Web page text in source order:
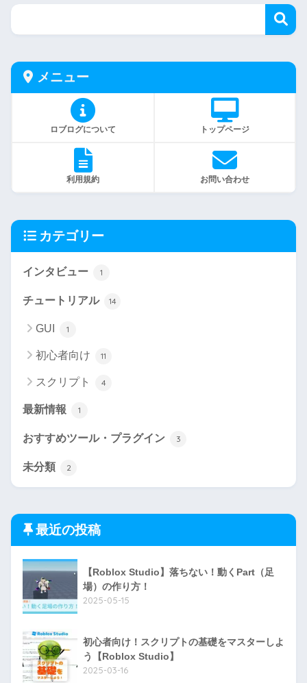
メニュー
ロブログについて トップページ
利用規約 お問い合わせ
カテゴリー
インタビュー 1
チュートリアル 14
GUI 1
初心者向け 11
スクリプト 4
最新情報 1
おすすめツール・プラグイン 3
未分類 2
最近の投稿
【Roblox Studio】落ちない！動くPart（足
場）の作り方！
2025-05-15
初心者向け！スクリプトの基礎をマスターしよ
う【Roblox Studio】
2025-03-16